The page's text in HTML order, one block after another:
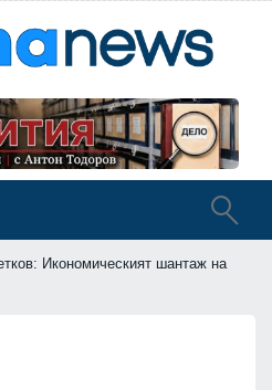
Икономическият шантаж на